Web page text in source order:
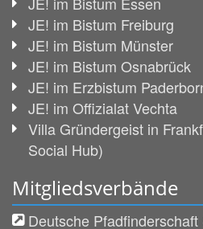
JE! im Bistum Freiburg
JE! im Bistum Münster
JE! im Bistum Osnabrück
JE! im Erzbistum
JE! im Offizialat Vechta
Villa Gründergeist in
Social Hub)
Mitgliedsverbände
Deutsche